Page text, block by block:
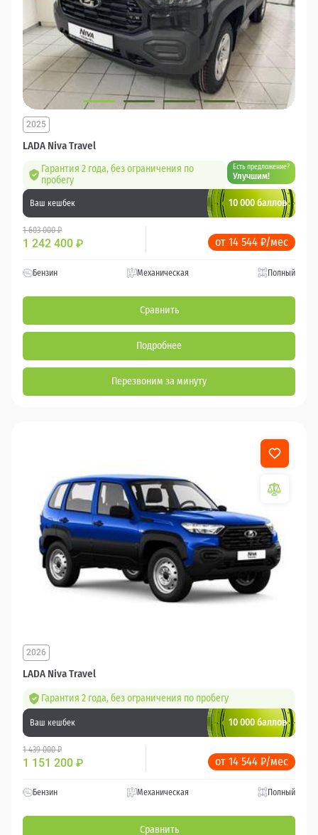
LADA Niva Travel
2025
Гарантия 2 года, без ограничения по
пробегу
Есть предложение?
Улучшим!
Ваш кешбек 10 000 баллов
1 603 000 ₽
1 242 400 ₽ от 14 544 ₽/мес
Бензин Механическая Полный
Сравнить
Подробнее
Перезвоним за минуту
LADA Niva Travel
2026
Гарантия 2 года, без ограничения по пробегу
Ваш кешбек 10 000 баллов
1 439 000 ₽
1 151 200 ₽ от 14 544 ₽/мес
Бензин Механическая Полный
Сравнить